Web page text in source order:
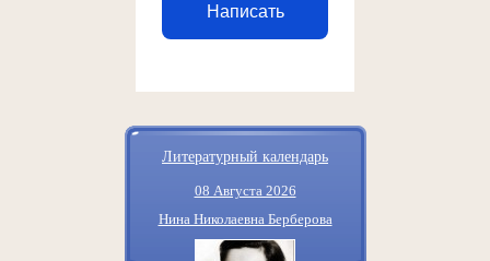
Написать
Литературный календарь
08 Августа 2026
Нина Николаевна Берберова